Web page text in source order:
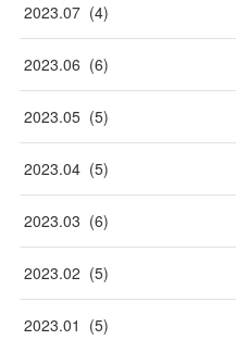
2023.07 (4)
2023.06 (6)
2023.05 (5)
2023.04 (5)
2023.03 (6)
2023.02 (5)
2023.01 (5)